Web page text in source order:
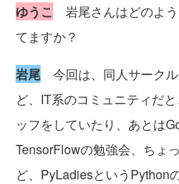
ゆうこ 岩尾さんはどのよ
てますか？
岩尾 今回は、同人サーク
ど、IT系のコミュニティだ
ッフをしていたり、あとは
TensorFlowの勉強会、ちょ
ど、PyLadiesというPython